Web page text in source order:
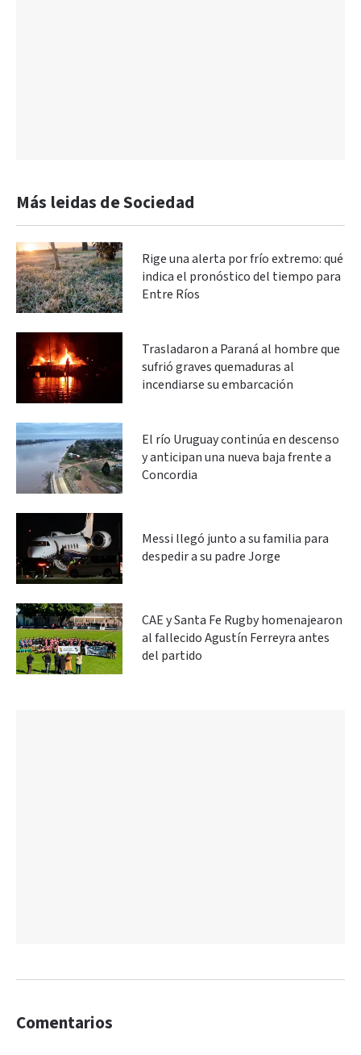
Más leidas de Sociedad
Rige una alerta por frío extremo: qué
indica el pronóstico del tiempo para
Entre Ríos
Trasladaron a Paraná al hombre que
sufrió graves quemaduras al
incendiarse su embarcación
El río Uruguay continúa en descenso
y anticipan una nueva baja frente a
Concordia
Messi llegó junto a su familia para
despedir a su padre Jorge
CAE y Santa Fe Rugby homenajearon
al fallecido Agustín Ferreyra antes
del partido
Comentarios